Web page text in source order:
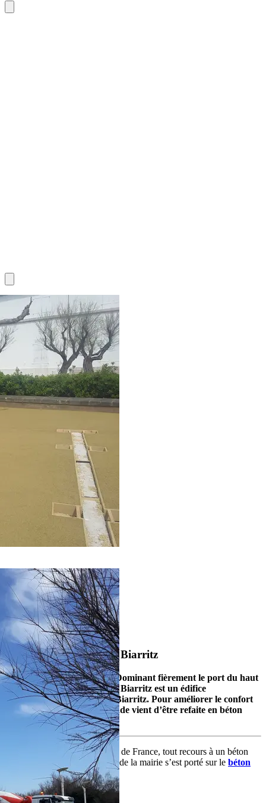
1
2
Accueil
Nos réalisations
Esplanade du phare de Biarritz
SOLUTION DURABLE – Dominant fièrement le port du haut
de ses 73 mètres, le phare de Biarritz est un édifice
emblématique de la ville de Biarritz. Pour améliorer le confort
des promeneurs, son esplanade vient d’être refaite en béton
drainant.
Le phare étant classé Bâtiment de France, tout recours à un béton
classique était exclu. Le choix de la mairie s’est porté sur le béton
drainant IDRODRAIN